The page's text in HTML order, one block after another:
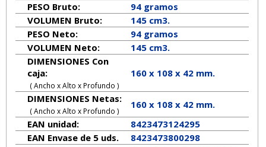
PESO Bruto:
94 gramos
VOLUMEN Bruto:
145 cm3.
PESO Neto:
94gramos
VOLUMEN Neto:
145 cm3.
DIMENSIONES Con
caja:
( Ancho x Alto x Profundo )
160 x 108 x 42 mm.
DIMENSIONES Netas:
( Ancho x Alto x Profundo )
160x 108x 42mm.
EAN unidad:
8423473124295
EAN Envase de 5 uds.
8423473800298